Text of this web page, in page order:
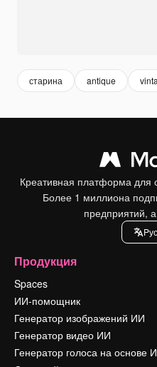
старина antique
Креативная платформа для
Более 1 миллиона
предприятий,
Продукция
Spaces
ИИ-помощник
Генератор изображений ИИ
Генератор видео ИИ
Генератор голоса на основе